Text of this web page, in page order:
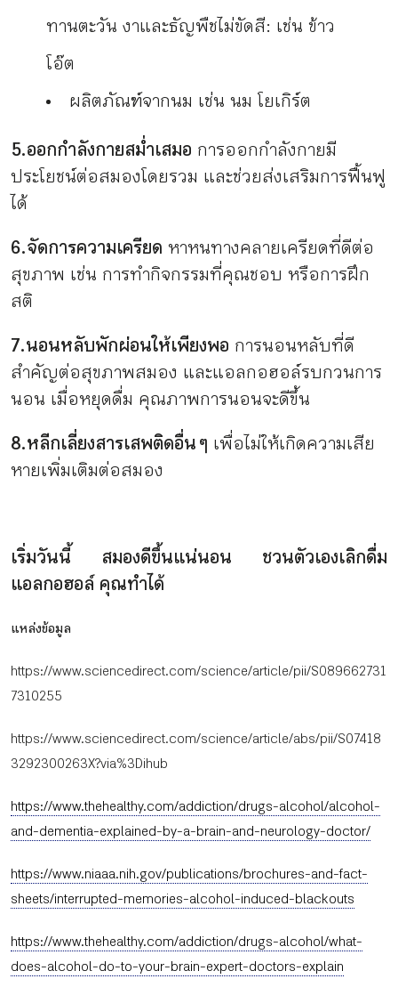
ทานตะวัน งา และธัญพืชไม่ขัดสี: เช่น ข้าว
โอ๊ต
ผลิตภัณฑ์จากนม เช่น นม โยเกิร์ต
5.ออกกำลังกายสม่ำเสมอ การออกกำลังกายมี
ประโยชน์ต่อสมองโดยรวม และช่วยส่งเสริมการฟื้นฟู
ได้
6.จัดการความเครียด หาหนทางคลายเครียดที่ดีต่อ
สุขภาพ เช่น การทำกิจกรรมที่คุณชอบ หรือการฝึก
สติ
7.นอนหลับพักผ่อนให้เพียงพอ การนอนหลับที่ดี
สำคัญต่อสุขภาพสมอง และแอลกอฮอล์รบกวนการ
นอน เมื่อหยุดดื่ม คุณภาพการนอนจะดีขึ้น
8.หลีกเลี่ยงสารเสพติดอื่น ๆ เพื่อไม่ให้เกิดความเสีย
หายเพิ่มเติมต่อสมอง
เริ่มวันนี้ สมองดีขึ้นแน่นอน ชวนตัวเองเลิกดื่ม
แอลกอฮอล์ คุณทำได้
แหล่งข้อมูล
https://www.sciencedirect.com/science/article/pii/S089662731
7310255
https://www.sciencedirect.com/science/article/abs/pii/S07418
3292300263X?via%3Dihub
https://www.thehealthy.com/addiction/drugs-alcohol/alcohol-
and-dementia-explained-by-a-brain-and-neurology-doctor/
https://www.niaaa.nih.gov/publications/brochures-and-fact-
sheets/interrupted-memories-alcohol-induced-blackouts
https://www.thehealthy.com/addiction/drugs-alcohol/what-
does-alcohol-do-to-your-brain-expert-doctors-explain